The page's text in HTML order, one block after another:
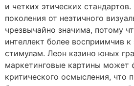
и четких этических
поколения от неэтичного
чрезвычайно значима, потому
интеллект более восприимчив
стимулам. Леон казино юных
маркетинговые картины может
критического осмысления, что